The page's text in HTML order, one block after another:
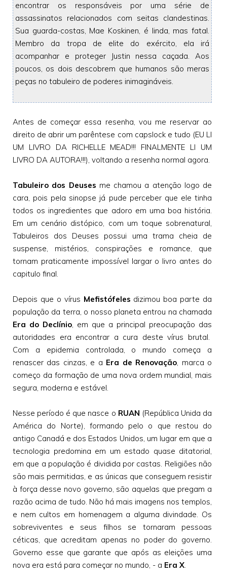
encontrar os responsáveis por uma série de
assassinatos relacionados com seitas clandestinas.
Sua guarda-costas, Mae Koskinen, é linda, mas fatal.
Membro da tropa de elite do exército, ela irá
acompanhar e proteger Justin nessa caçada. Aos
poucos, os dois descobrem que humanos são meras
peças no tabuleiro de poderes inimagináveis.
Antes de começar essa resenha, vou me reservar ao
direito de abrir um parêntese com capslock e tudo (EU LI
UM LIVRO DA RICHELLE MEAD!!! FINALMENTE LI UM
LIVRO DA AUTORA!!!), voltando a resenha normal agora.
Tabuleiro dos Deuses me chamou a atenção logo de
cara, pois pela sinopse já pude perceber que ele tinha
todos os ingredientes que adoro em uma boa história.
Em um cenário distópico, com um toque sobrenatural,
Tabuleiros dos Deuses possui uma trama cheia de
suspense, mistérios, conspirações e romance, que
tornam praticamente impossível largar o livro antes do
capitulo final.
Depois que o vírus Mefistófeles dizimou boa parte da
população da terra, o nosso planeta entrou na chamada
Era do Declínio, em que a principal preocupação das
autoridades era encontrar a cura deste vírus brutal.
Com a epidemia controlada, o mundo começa a
renascer das cinzas, e a Era de Renovação, marca o
começo da formação de uma nova ordem mundial, mais
segura, moderna e estável.
Nesse período é que nasce o RUAN (República Unida da
América do Norte), formando pelo o que restou do
antigo Canadá e dos Estados Unidos, um lugar em que a
tecnologia predomina em um estado quase ditatorial,
em que a população é dividida por castas. Religiões não
são mais permitidas, e as únicas que conseguem resistir
à força desse novo governo, são aquelas que pregam a
razão acima de tudo. Não há mais imagens nos templos,
e nem cultos em homenagem a alguma divindade. Os
sobreviventes e seus filhos se tornaram pessoas
céticas, que acreditam apenas no poder do governo.
Governo esse que garante que após as eleições uma
nova era está para começar no mundo, - a Era X.